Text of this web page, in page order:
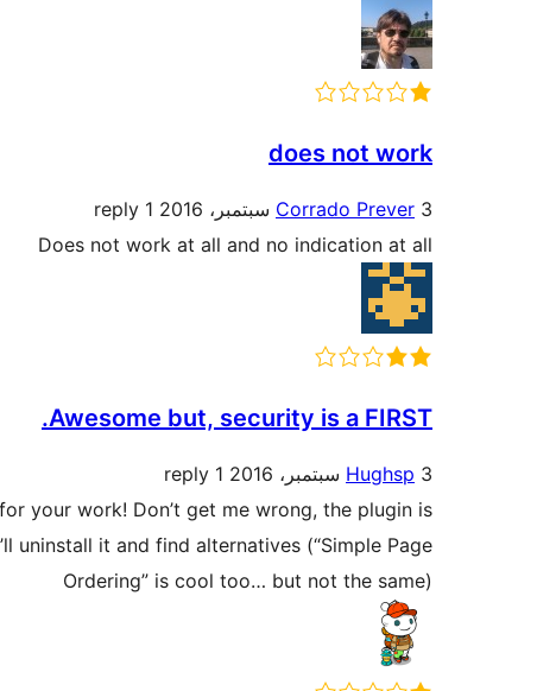
does not work
Corrado Prever 3 سبتمبر، 2016
1 reply
Does not work at all and no indication at all
Awesome but, security is a FIRST.
Hughsp 3 سبتمبر، 2016
1 reply
your work! Don’t get me wrong, the plugin is
uninstall it and find alternatives (“Simple Page
Ordering” is cool too… but not the same)